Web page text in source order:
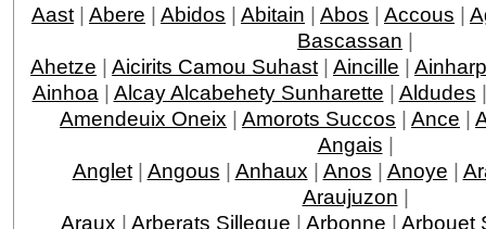
Aast | Abere | Abidos | Abitain | Abos | Accous |
Bascassan |
Ahetze | Aicirits Camou Suhast | Aincille | Ainharp
Ainhoa | Alcay Alcabehety Sunharette | Aldudes
Amendeuix Oneix | Amorots Succos | Ance |
Angais |
Anglet| Angous | Anhaux | Anos | Anoye |
Araujuzon |
Araux | Arberats Sillegue | Arbonne | Arbouet